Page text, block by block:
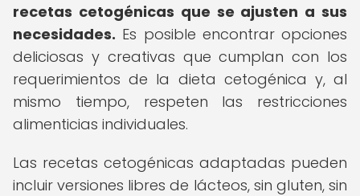
recetas cetogénicas que se ajusten a sus
necesidades. Es posible encontrar opciones
deliciosas y creativas que cumplan con los
requerimientos de la dieta cetogénica y, al
mismo tiempo, respeten las restricciones
alimenticias individuales.
Las recetas cetogénicas adaptadas pueden
incluir versiones libres de lácteos, sin gluten, sin